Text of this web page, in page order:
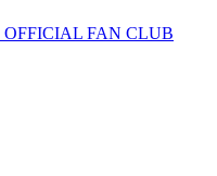
OFFICIAL FAN CLUB